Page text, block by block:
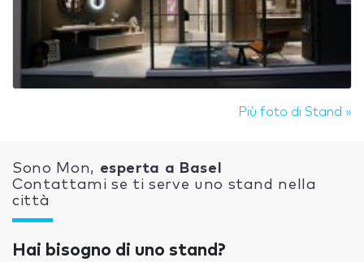
Più foto di Stand »
Sono Mon, esperta a Basel
Contattami se ti serve uno stand nella
città
Hai bisogno di uno stand?